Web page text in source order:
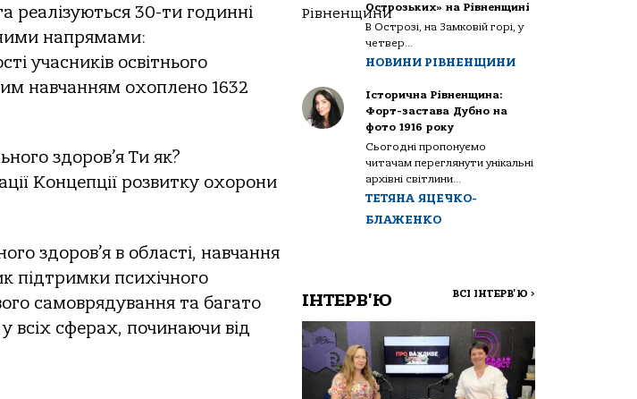
реалізуються 30-ти годинні
напрямами:
учасників освітнього
навчанням охоплено 1632
здоров’я Ти як?
Концепції розвитку охорони
здоров’я в області, навчання
підтримки психічного
самоврядування та багато
всіх сферах, починаючи від
Острозьких» на Рівненщині
В Острозі, на Замковій горі, у
четвер...
НОВИНИ РІВНЕНЩИНИ
Історична Рівненщина:
Форт-застава Дубно на
фото 1916 року
Сьогодні пропонуємо
читачам переглянути унікальні
архівні світлини...
ТЕТЯНА ЯЦЕЧКО-
БЛАЖЕНКО
ІНТЕРВ'Ю ВСІ ІНТЕРВ'Ю >